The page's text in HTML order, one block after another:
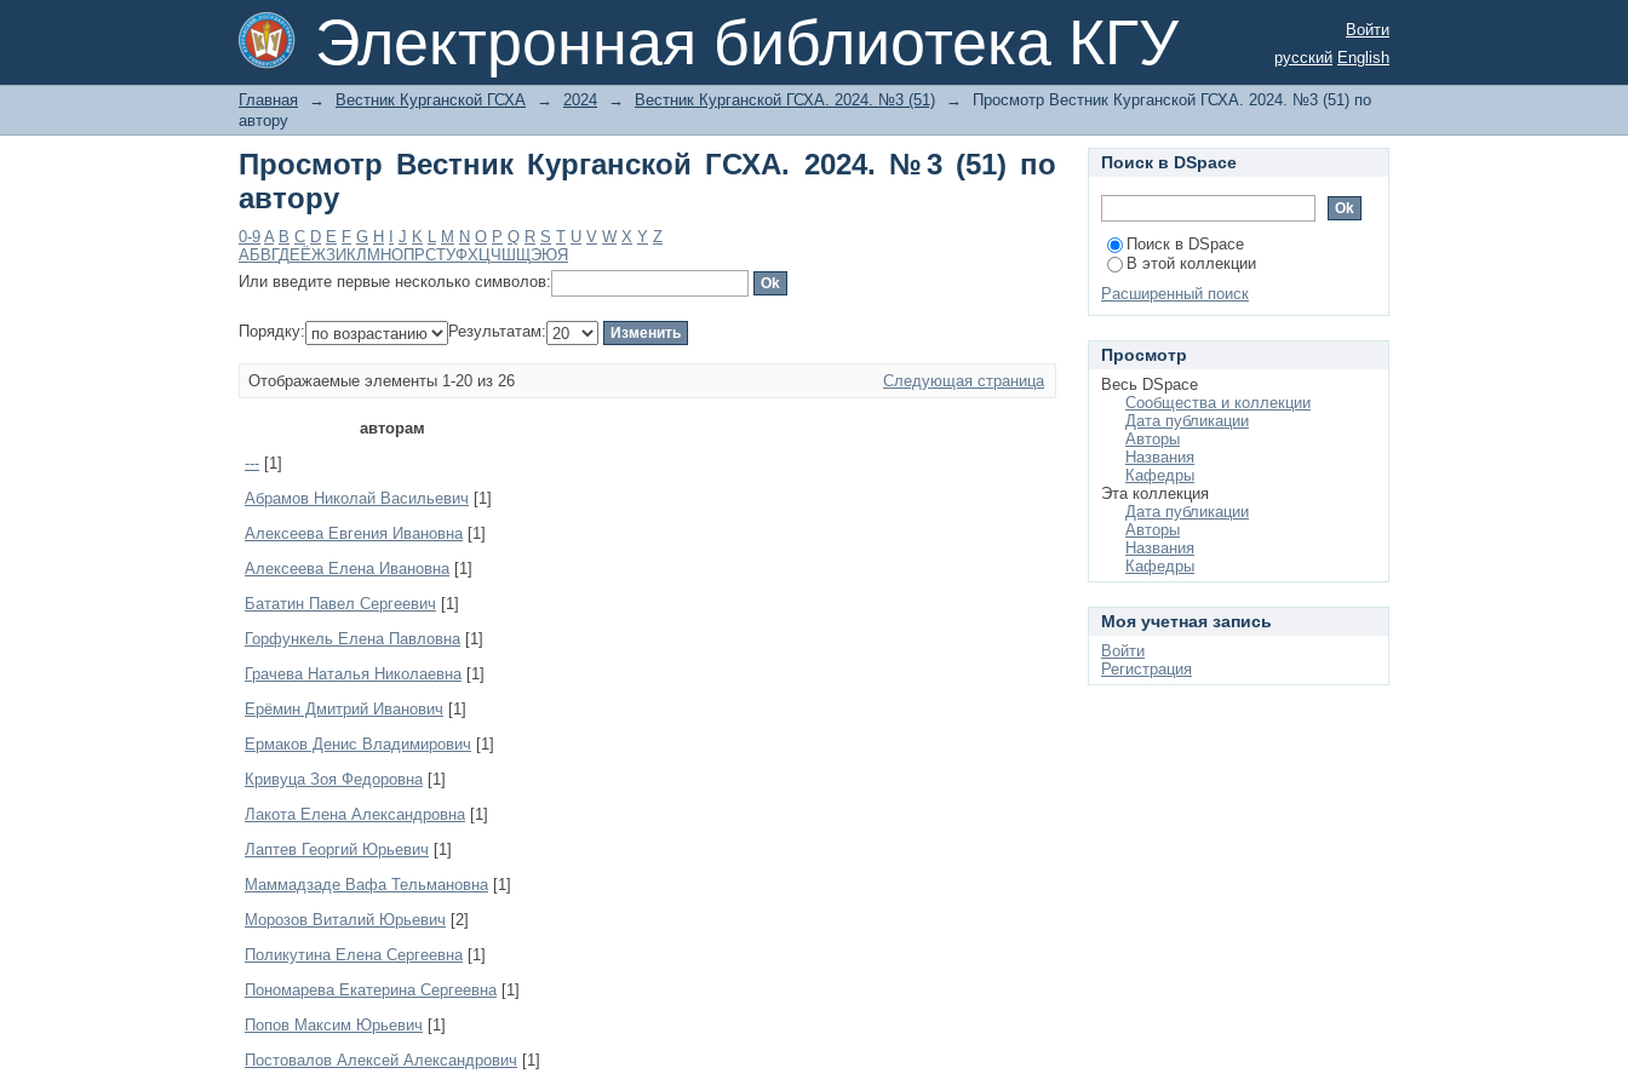
Электронная библиотека КГУ
Просмотр Вестник Курганской ГСХА. 2024. №3 (51) по автору
Войти
русский English
Главная → Вестник Курганской ГСХА → 2024 → Вестник Курганской ГСХА. 2024. №3 (51) →
Просмотр Вестник Курганской ГСХА. 2024. №3 (51) по
автору
Просмотр Вестник Курганской ГСХА. 2024. №3 (51) по
автору
0-9 A B C D E F G H J K L M N O P Q R S T U V W X Y Z
АБ В ГДЕ ЁЖЗИ КЛ М НОП РСТУФХ ЦЧ Ш ЩЭЮЯ
Или введите первые несколько символов:
Порядку: Результатам:
Отображаемые элементы 1-20 из 26 Следующая страница
авторам
--- [1]
Абрамов Николай Васильевич [1]
Алексеева Евгения Ивановна[1]
Алексеева Елена Ивановна[1]
Бататин Павел Сергеевич [1]
Горфункель Елена Павловна[1]
Грачева Наталья Николаевна[1]
Ерёмин Дмитрий Иванович [1]
Ермаков Денис Владимирович [1]
Кривуца Зоя Федоровна[1]
Лакота Елена Александровна[1]
Лаптев Георгий Юрьевич [1]
Маммадзаде Вафа Тельмановна[1]
Морозов Виталий Юрьевич [2]
Поликутина Елена Сергеевна[1]
Пономарева Екатерина Сергеевна[1]
Попов Максим Юрьевич [1]
Постовалов Алексей Александрович [1]
Поиск в DSpace
Поиск в DSpace
В этой коллекции
Расширенный поиск
Просмотр
Весь DSpace
Сообщества и коллекции
Дата публикации
Авторы
Названия
Кафедры
Эта коллекция
Дата публикации
Авторы
Названия
Кафедры
Моя учетная запись
Войти
Регистрация